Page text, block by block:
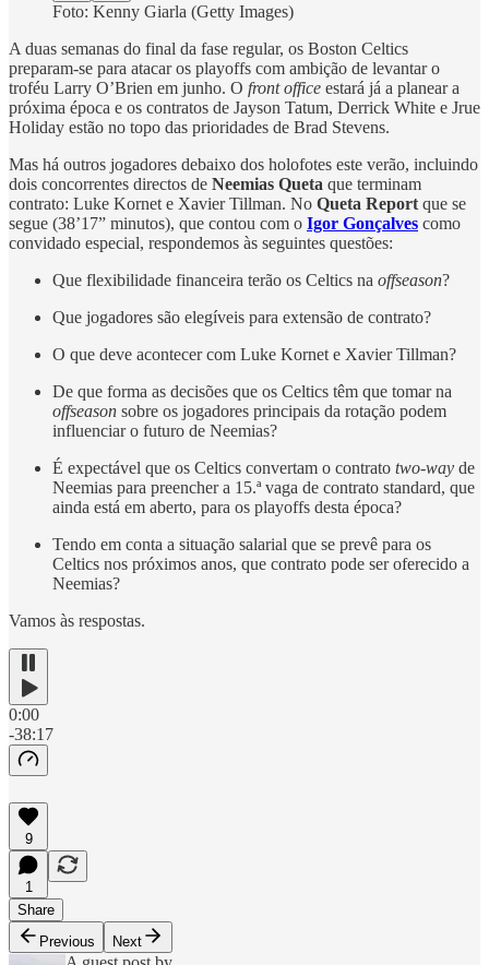
Foto: Kenny Giarla (Getty Images)
A duas semanas do final da fase regular, os Boston Celtics
preparam-se para atacar os playoffs com ambição de levantar o
troféu Larry O’Brien em junho. O front office estará já a planear a
próxima época e os contratos de Jayson Tatum, Derrick White e Jrue
Holiday estão no topo das prioridades de Brad Stevens.
Mas há outros jogadores debaixo dos holofotes este verão, incluindo
dois concorrentes directos de Neemias Queta que terminam
contrato: Luke Kornet e Xavier Tillman. No Queta Report que se
segue (38’17” minutos), que contou com o Igor Gonçalves como
convidado especial, respondemos às seguintes questões:
Que flexibilidade financeira terão os Celtics na offseason?
Que jogadores são elegíveis para extensão de contrato?
O que deve acontecer com Luke Kornet e Xavier Tillman?
De que forma as decisões que os Celtics têm que tomar na
offseason sobre os jogadores principais da rotação podem
influenciar o futuro de Neemias?
É expectável que os Celtics convertam o contrato two-way de
Neemias para preencher a 15.ª vaga de contrato standard, que
ainda está em aberto, para os playoffs desta época?
Tendo em conta a situação salarial que se prevê para os
Celtics nos próximos anos, que contrato pode ser oferecido a
Neemias?
Vamos às respostas.
0:00
-38:17
9
1
Share
Previous
Next